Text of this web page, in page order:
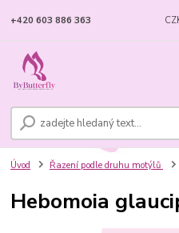
+420 603 886 363
Úvod Řazení podle druhu motýlů
Hebomoia